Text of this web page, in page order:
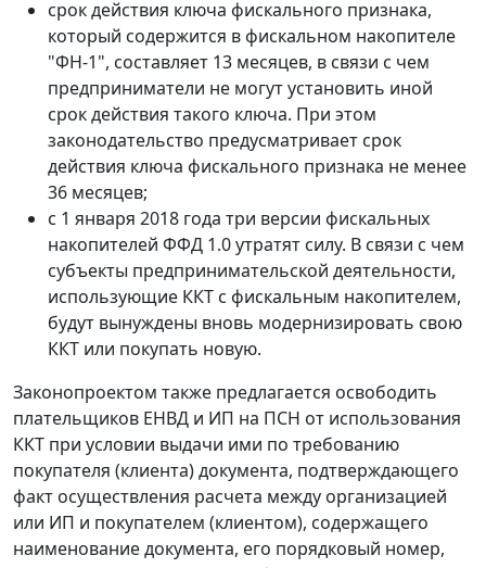
срок действия ключа фискального признака,
который содержится в фискальном накопителе
"ФН-1", составляет 13 месяцев, в связи с чем
предприниматели не могут установить иной
срок действия такого ключа. При этом
законодательство предусматривает срок
действия ключа фискального признака не менее
36 месяцев;
с 1 января 2018 года три версии фискальных
накопителей ФФД 1.0 утратят силу. В связи с чем
субъекты предпринимательской деятельности,
использующие ККТ с фискальным накопителем,
будут вынуждены вновь модернизировать свою
ККТ или покупать новую.
Законопроектом также предлагается освободить
плательщиков ЕНВД и ИП на ПСН от использования
ККТ при условии выдачи ими по требованию
покупателя (клиента) документа, подтверждающего
факт осуществления расчета между организацией
или ИП и покупателем (клиентом), содержащего
наименование документа, его порядковый номер,